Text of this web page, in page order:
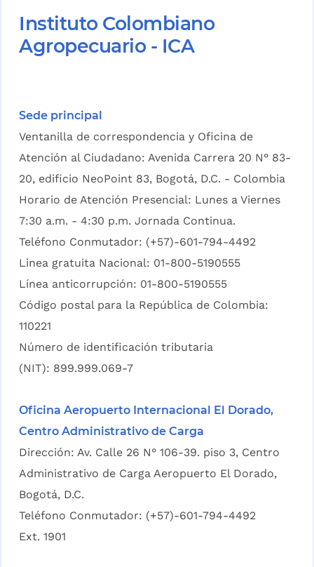
Instituto Colombiano
Agropecuario - ICA
Sede principal
Ventanilla de correspondencia y Oficina de
Atención al Ciudadano: Avenida Carrera 20 N° 83-
20, edificio NeoPoint 83, Bogotá, D.C. - Colombia
Horario de Atención Presencial: Lunes a Viernes
7:30 a.m. - 4:30 p.m. Jornada Continua.
Teléfono Conmutador: (+57)-601-794-4492
Linea gratuita Nacional: 01-800-5190555
Línea anticorrupción: 01-800-5190555
Código postal para la República de Colombia:
110221
Número de identificación tributaria
(NIT): 899.999.069-7
Oficina Aeropuerto Internacional El Dorado,
Centro Administrativo de Carga
Dirección: Av. Calle 26 N° 106-39. piso 3, Centro
Administrativo de Carga Aeropuerto El Dorado,
Bogotá, D.C.
Teléfono Conmutador: (+57)-601-794-4492
Ext. 1901